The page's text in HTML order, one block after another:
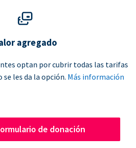
agregado
optan por cubrir todas las tarifas
se les da la opción. Más información
de donación